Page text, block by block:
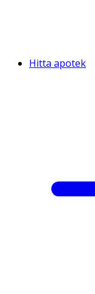
Hitta apotek